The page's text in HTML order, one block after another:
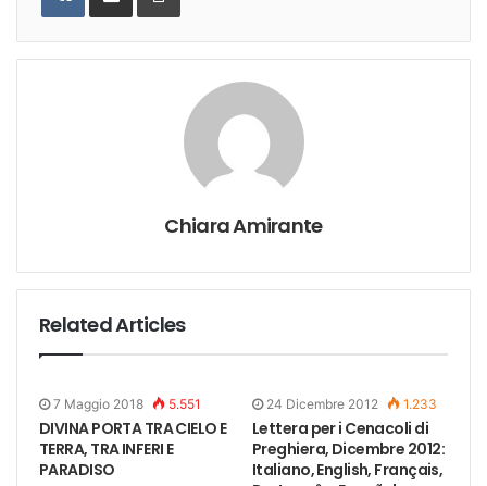
Chiara Amirante
Related Articles
7 Maggio 2018 5.551
DIVINA PORTA TRA CIELO E
TERRA, TRA INFERI E
PARADISO
24 Dicembre 2012 1.233
Lettera per i Cenacoli di
Preghiera, Dicembre 2012:
Italiano, English, Français,